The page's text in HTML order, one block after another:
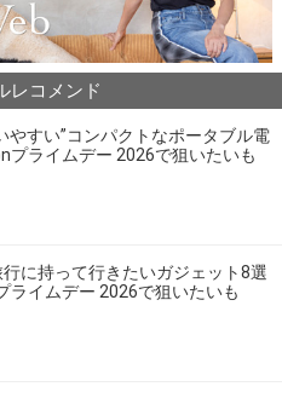
レコメンド
やすい”コンパクトなポータブル電
プライムデー 2026で狙いたいも
に持って行きたいガジェット8選
ライムデー 2026で狙いたいも